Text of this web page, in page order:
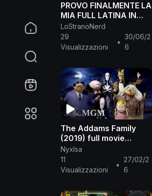
PROVO FINALMENTE LA
MIA FULL LATINA IN
PVP!
#captaintsubasadream
team
LoStranoNerd
29
Visualizzazioni
•
30/06/2
6
The Addams Family
(2019) full movie
English
NyxIsa
11
Visualizzazioni
•
27/02/2
6